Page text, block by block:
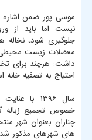
موسی پور ضمن اشاره
نیست اما باید از
جلوگیری شود، نخاله
داشت: هرچند برای
احتیاج به تصفیه خانه
سال ۱۳۹۶ با
خصوص تجمیع زباله
چناران بعنوان شهر
های شهرهای مذکور